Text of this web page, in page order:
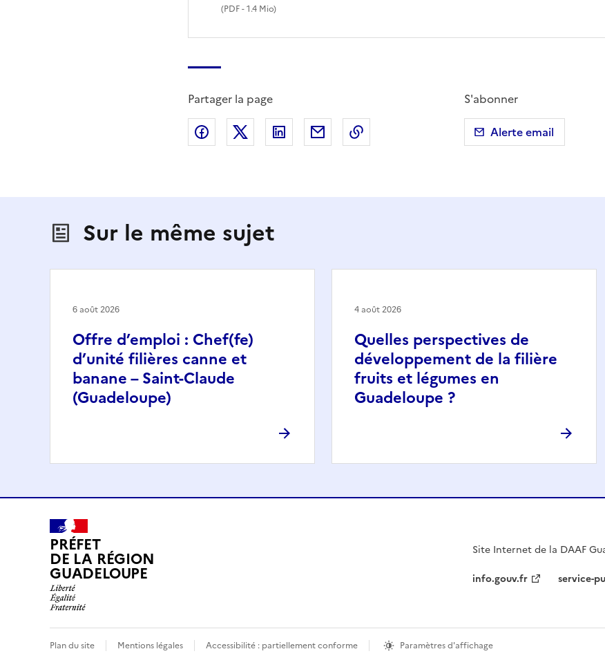
(PDF- 1.4 Mio)
Partager la page
Partager sur Facebook
Partager sur X (anciennement Twitter)
Partager sur LinkedIn
Partager par emailCopier dans le presse-papier
S'abonner
Alerte email
Sur le même sujet
Offre d’emploi : Chef(fe)
d’unité filières canne et
banane – Saint-Claude
(Guadeloupe)
6 août 2026
Quelles perspectives de
développement de la filière
fruits et légumes en
Guadeloupe ?
4 août 2026
PRÉFET
DE LA RÉGION
GUADELOUPE
Site Internet de la DAAF
info.gouv.fr
service-
Plan du site Mentions légales Accessibilité : partiellement conforme Paramètres d'affichage